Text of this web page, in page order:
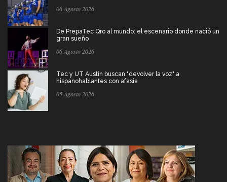
06 Agosto 2026
De PrepaTec Qro al mundo: el escenario donde nació un
gran sueño
06 Agosto 2026
Tec y UT Austin buscan "devolver la voz" a
hispanohablantes con afasia
05 Agosto 2026